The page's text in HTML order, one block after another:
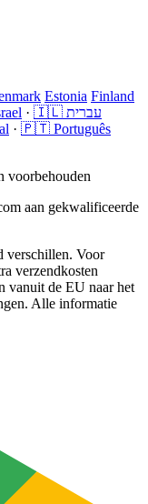
Estonia Finland
·
🇮🇱 עברית
· 🇵🇹 Português
voorbehouden
aan gekwalificeerde
verschillen. Voor
verzendkosten
vanuit de EU naar het
Alle informatie